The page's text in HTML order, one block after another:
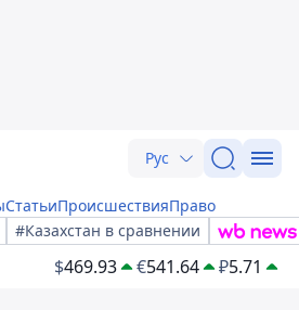
Рус
СтатьиПроисшествияПраво
#Казахстан в сравнении
$469.93 €541.64 ₽5.71